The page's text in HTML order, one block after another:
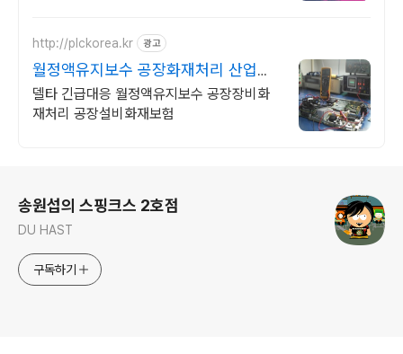
http://plckorea.kr 광고
월정액유지보수 공장화재처리 산업자
동화 장비판매수리보수
델타 긴급대응 월정액유지보수 공장장비화
재처리 공장설비화재보험
송원섭의 스핑크스 2호점
DU HAST
구독하기